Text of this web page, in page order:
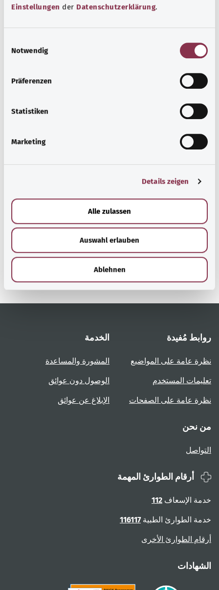
Einstellungen der Datenschutzerklärung.
Notwendig
Präferenzen
Statistiken
Marketing
Details zeigen
Alle zulassen
Auswahl erlauben
Ablehnen
مرض الكلى المزمن
المرض دون ملاحظته، وذلك لأن تدهور وظائف الكلى لا يسبب في
البداية أي أعراض.
معرفة المزيد
gesund.bund.de
وزارة الصحة الاتحادية.
روابط مُفيدة
نظرة عامة على المواضيع
تعليمات المستخدم
نظرة عامة على الصفحات
الخدمة
المشورة والمساعدة
الوصول دون عوائق
الإبلاغ عن عوائق
من نحن
التواصل
أرقام الطوارئ المهمة
خدمة الإسعاف 112
خدمة الطوارئ الطبية116117
أرقام الطوارئ الأخرى
الشهادات